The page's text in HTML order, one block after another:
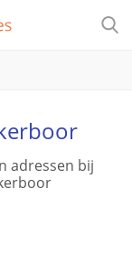
adressen bij